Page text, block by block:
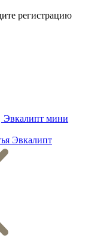
регистрацию
Эвкалипт мини
Эвкалипт